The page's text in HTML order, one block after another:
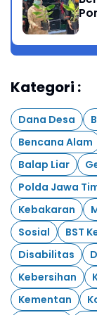
Kategori :
Dana Desa
Bencana Alam
Balap Liar
Polda Jawa
Kebakaran
Sosial
BST
Disabilitas
Kebersihan
Kementan